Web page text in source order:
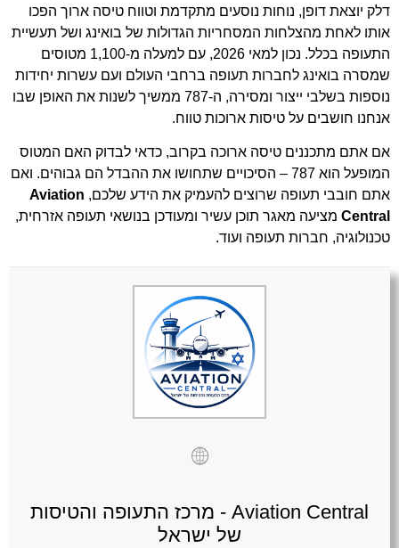
דלק יוצאת דופן, נוחות נוסעים מתקדמת וטווח טיסה ארוך הפכו
אותו לאחת מהצלחות המסחריות הגדולות של בואינג ושל תעשיית
התעופה בכלל. נכון למאי 2026, עם למעלה מ-1,100 מטוסים
שמסרה בואינג לחברות תעופה ברחבי העולם ועם עשרות יחידות
נוספות בשלבי ייצור ומסירה, ה-787 ממשיך לשנות את האופן שבו
אנחנו חושבים על טיסות ארוכות טווח.
אם אתם מתכננים טיסה ארוכה בקרוב, כדאי לבדוק האם המטוס
המופעל הוא 787 – הסיכויים שתחושו את ההבדל הם גבוהים. ואם
אתם חובבי תעופה שרוצים להעמיק את הידע שלכם, Aviation
Central מציעה מאגר תוכן עשיר ומעודכן בנושאי תעופה אזרחית,
טכנולוגיה, חברות תעופה ועוד.
Aviation Central - מרכז התעופה והטיסות
של ישראל